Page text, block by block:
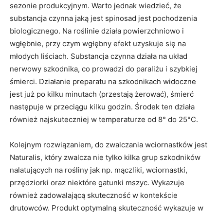
sezonie produkcyjnym. Warto jednak wiedzieć, że
substancja czynna jaką jest spinosad jest pochodzenia
biologicznego. Na roślinie działa powierzchniowo i
wgłębnie, przy czym wgłębny efekt uzyskuje się na
młodych liściach. Substancja czynna działa na układ
nerwowy szkodnika, co prowadzi do paraliżu i szybkiej
śmierci. Działanie preparatu na szkodnikach widoczne
jest już po kilku minutach (przestają żerować), śmierć
następuje w przeciągu kilku godzin. Środek ten działa
również najskuteczniej w temperaturze od 8° do 25°C.
Kolejnym rozwiązaniem, do zwalczania wciornastków jest
Naturalis, który zwalcza nie tylko kilka grup szkodników
nalatujących na rośliny jak np. mączliki, wciornastki,
przędziorki oraz niektóre gatunki mszyc. Wykazuje
również zadowalającą skuteczność w kontekście
drutowców. Produkt optymalną skuteczność wykazuje w